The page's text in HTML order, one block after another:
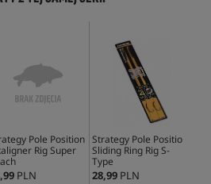
Pole Position
Rig Super
PLN
Strategy Pole Position
Sliding Ring Rig S-
Type
28,99 PLN